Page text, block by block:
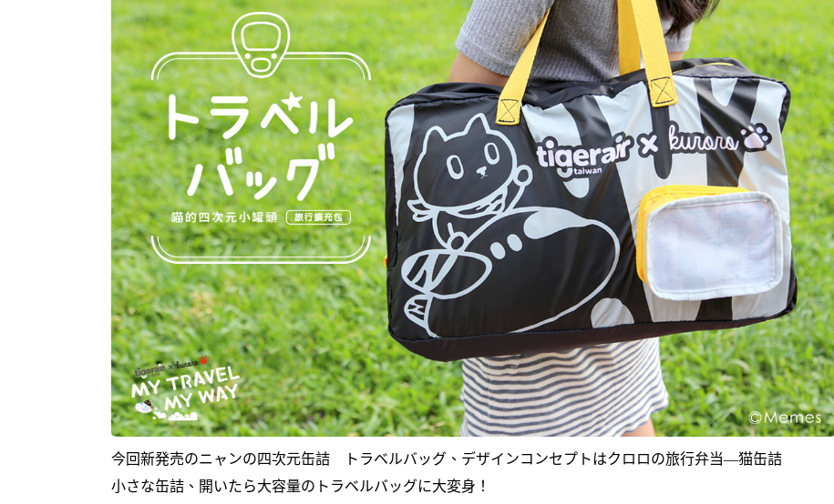
今回新発売のニャンの四次元缶詰 トラベルバッグ、デザインコンセプトはクロロの旅行弁当―猫缶詰
小さな缶詰、開いたら大容量のトラベルバッグに大変身！